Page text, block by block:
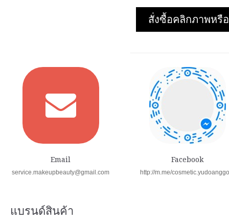
สั่งซื้อคลิกภาพหรื
Email
service.makeupbeauty@gmail.com
Facebook
http://m.me/
แบรนด์สินค้า